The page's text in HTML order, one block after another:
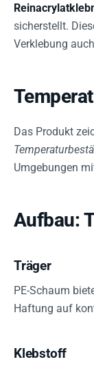
sicherstellt.
Verklebung
Das Produkt
Umgebungen
Aufbau:
Träger
PE-Schaum
Haftung auf
Klebstoff